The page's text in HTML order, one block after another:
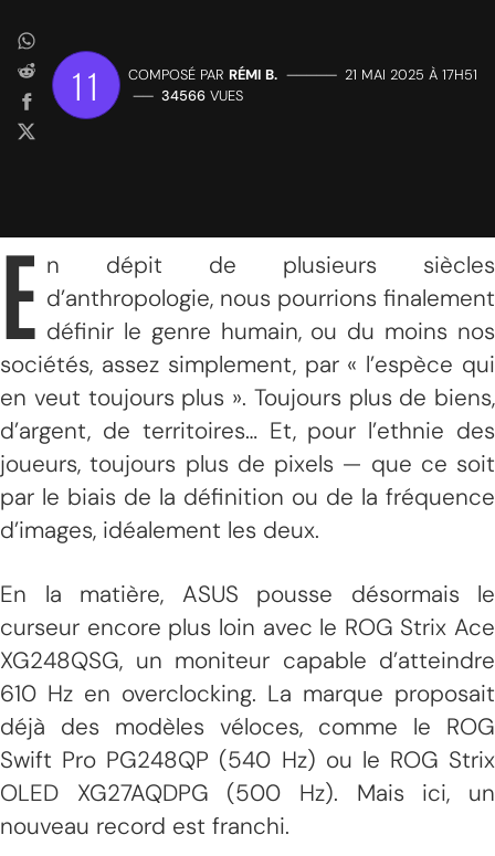
11 COMPOSÉ PAR RÉMI B. ————— 21 MAI 2025 À 17H51
—— 34566 VUES
E n dépit de plusieurs siècles
d’anthropologie, nous pourrions finalement
définir le genre humain, ou du moins nos
sociétés, assez simplement, par « l’espèce qui
en veut toujours plus ». Toujours plus de biens,
d’argent, de territoires… Et, pour l’ethnie des
joueurs, toujours plus de pixels — que ce soit
par le biais de la définition ou de la fréquence
d’images, idéalement les deux.
En la matière, ASUS pousse désormais le
curseur encore plus loin avec le ROG Strix Ace
XG248QSG, un moniteur capable d’atteindre
610 Hz en overclocking. La marque proposait
déjà des modèles véloces, comme le ROG
Swift Pro PG248QP (540 Hz) ou le ROG Strix
OLED XG27AQDPG (500 Hz). Mais ici, un
nouveau record est franchi.